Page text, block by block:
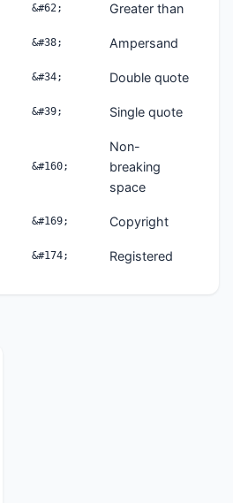
&#62; Greater than
&#38; Ampersand
&#34; Double quote
&#39; Single quote
&#160;
Non-
breaking
space
&#169; Copyright
&#174; Registered